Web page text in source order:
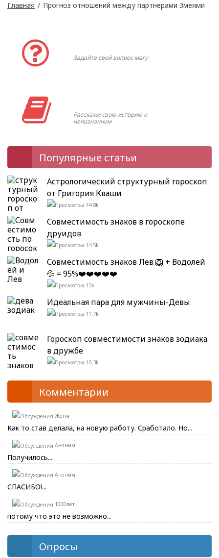
Главная / Прогноз отношений между партнерами Змеями
Задайте свой вопрос магу
Расскажи свою историю о
непознанном
Популярные статьи
Астрологический структурный гороскоп
от Григория Кваши
74.8k
Совместимость знаков в гороскопе
друидов
14.5k
Совместимость знаков Лев 🦁 + Водолей
💦 = 95%❤️❤️❤️❤️❤️
13k
Идеальная пара для мужчины-Девы
11.7k
Гороскоп совместимости знаков зодиака
в дружбе
10.3k
Комментарии
Женя
Как то став делала, на новую работу. Сработало. Но...
Аноним
Получилось....
Аноним
СПАСИБО!...
1000лет
потому что это не возможно...
Опросы